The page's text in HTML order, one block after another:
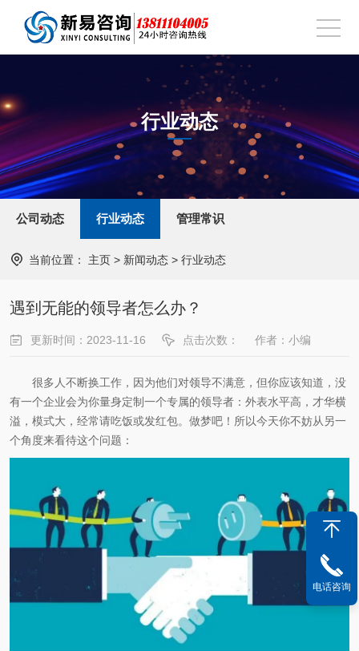
行业动态
公司动态 行业动态 管理常识
当前位置： 主页 > 新闻动态 > 行业动态
遇到无能的领导者怎么办？
更新时间：2023-11-16 点击次数： 作者：小编
很多人不断换工作，因为他们对领导不满意，但你应该知道，没
有一个企业会为你量身定制一个专属的领导者：外表水平高，才华横
溢，模式大，经常请吃饭或发红包。做梦吧！所以今天你不妨从另一
个角度来看待这个问题：
电话咨询